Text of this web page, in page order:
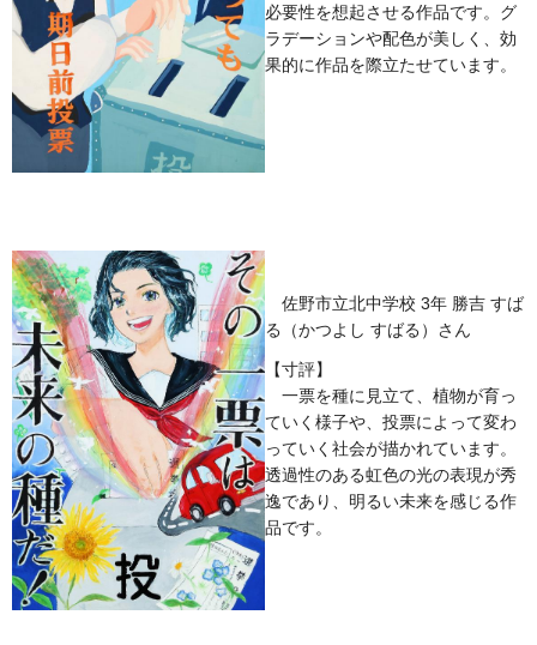
必要性を想起させる作品です。グ
ラデーションや配色が美しく、効
果的に作品を際立たせています。
佐野市立北中学校 3年 勝吉 すば
る（かつよし すばる）さん
【寸評】
一票を種に見立て、植物が育っ
ていく様子や、投票によって変わ
っていく社会が描かれています。
透過性のある虹色の光の表現が秀
逸であり、明るい未来を感じる作
品です。